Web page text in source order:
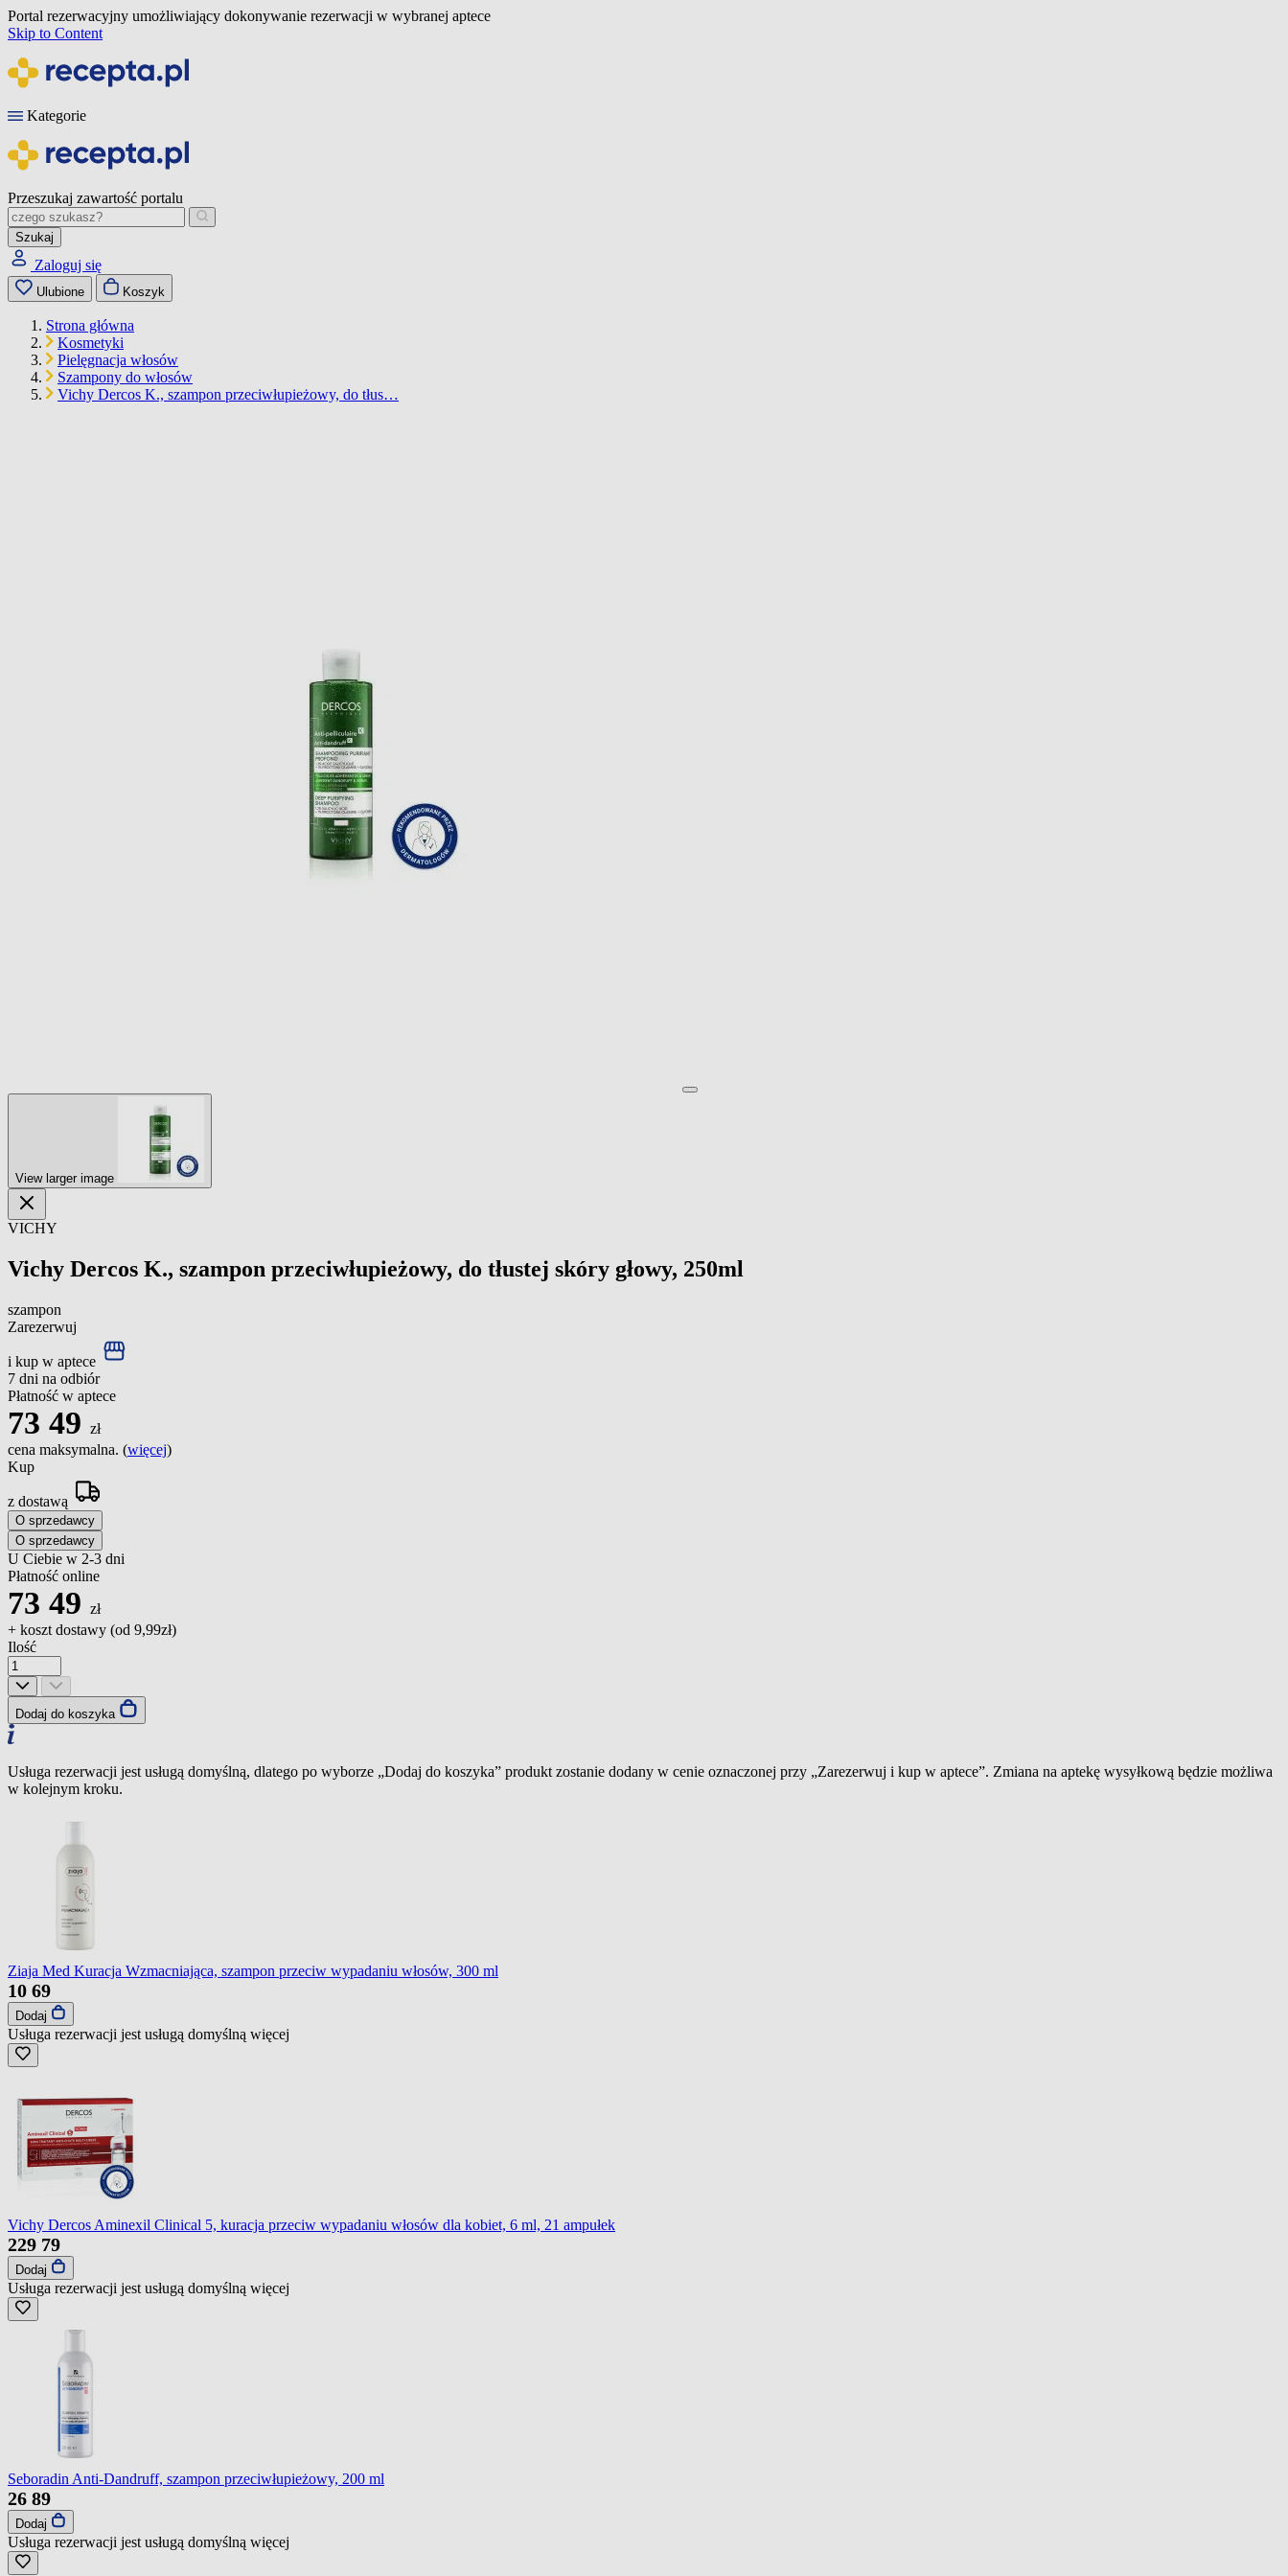
Portal rezerwacyjny umożliwiający dokonywanie rezerwacji w wybranej aptece
Skip to Content
Kategorie
Przeszukaj zawartość portalu
Szukaj
Zaloguj się
Ulubione Koszyk
Strona główna
Kosmetyki
Pielęgnacja włosów
Szampony do włosów
Vichy Dercos K., szampon przeciwłupieżowy, do tłus…
View larger image
VICHY
Vichy Dercos K., szampon przeciwłupieżowy, do tłustej skóry głowy, 250ml
szampon
Zarezerwuj
i kup w aptece
7 dni na odbiór
Płatność w aptece
73 49 zł
cena maksymalna. (więcej)
Kup
z dostawą
O sprzedawcy
O sprzedawcy
U Ciebie w 2-3 dni
Płatność online
73 49 zł
+ koszt dostawy (od 9,99zł)
Ilość
Dodaj do koszyka
Usługa rezerwacji jest usługą domyślną, dlatego po wyborze „Dodaj do koszyka” produkt zostanie dodany w cenie oznaczonej przy „Zarezerwuj i kup w aptece”. Zmiana na aptekę wysyłkową będzie możliwa
w kolejnym kroku.
Ziaja Med Kuracja Wzmacniająca, szampon przeciw wypadaniu włosów, 300 ml
10 69
Dodaj
Usługa rezerwacji jest usługą domyślną więcej
Vichy Dercos Aminexil Clinical 5, kuracja przeciw wypadaniu włosów dla kobiet, 6 ml, 21 ampułek
229 79
Dodaj
Usługa rezerwacji jest usługą domyślną więcej
Seboradin Anti-Dandruff, szampon przeciwłupieżowy, 200 ml
26 89
Dodaj
Usługa rezerwacji jest usługą domyślną więcej